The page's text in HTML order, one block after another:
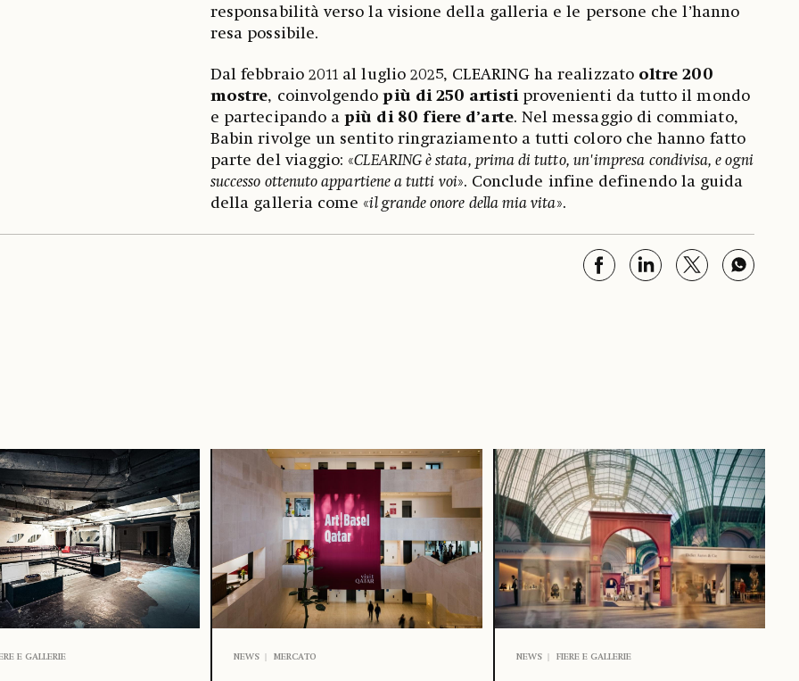
responsabilità verso la visione della galleria e le persone che l’hanno
resa possibile.
Dal febbraio 2011 al luglio 2025, CLEARING ha realizzato oltre 200
mostre, coinvolgendopiù di 250 artisti provenienti da tutto il mondo
e partecipando apiù di 80 fiere d’arte. Nel messaggio di commiato,
Babin rivolge un sentito ringraziamento a tutti coloro che hanno fatto
parte del viaggio: «CLEARING è stata, prima di tutto, un'impresa condivisa, e ogni
successo ottenuto appartiene a tutti voi». Conclude infine definendo la guida
della galleria come «il grande onore della mia vita».
E GALLERIE NEWS MERCATO NEWS FIERE E GALLERIE